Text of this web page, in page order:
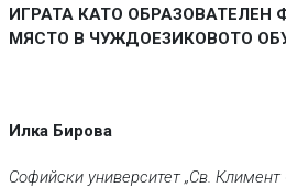
ИГРАТА КАТО ОБРАЗОВАТЕЛЕН
МЯСТО В ЧУЖДОЕЗИКОВОТО
Илка Бирова
Софийски университет „Св. Климент